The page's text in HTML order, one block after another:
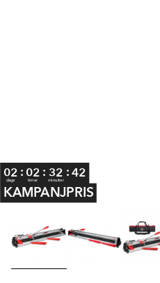
02
dage
: 02
timer
: 32
minutter
:42
KAMPANJPRIS